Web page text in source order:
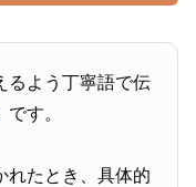
るよう丁寧語で伝
です。
れたとき、具体的